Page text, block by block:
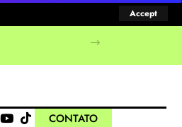
Accept
CONTATO